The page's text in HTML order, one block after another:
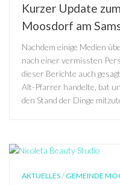
Kurzer Update
Moosdorf am
Nachdem einige Medien
nach einer vermissten
dieser Berichte auch
Alt-Pfarrer handelte, bat
den Stand der Dinge
AKTUELLES/GEMEINDE